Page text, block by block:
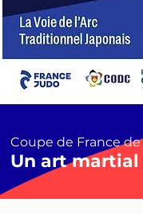
Coupe de France
Un art